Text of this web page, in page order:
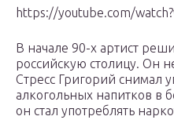
https://youtube.com/
В начале 90-х артист
российскую столицу. Он
Стресс Григорий снимал
алкогольных напитков в
он стал употреблять